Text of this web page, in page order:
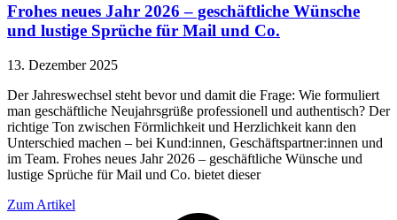
Frohes neues Jahr 2026 – geschäftliche Wünsche
und lustige Sprüche für Mail und Co.
13. Dezember 2025
Der Jahreswechsel steht bevor und damit die Frage: Wie formuliert
man geschäftliche Neujahrsgrüße professionell und authentisch? Der
richtige Ton zwischen Förmlichkeit und Herzlichkeit kann den
Unterschied machen – bei Kund:innen, Geschäftspartner:innen und
im Team. Frohes neues Jahr 2026 – geschäftliche Wünsche und
lustige Sprüche für Mail und Co. bietet dieser
Zum Artikel